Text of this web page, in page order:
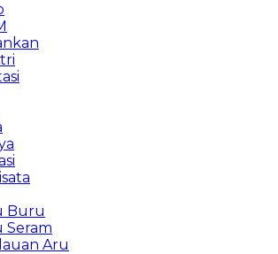
Buru
Seram
Aru